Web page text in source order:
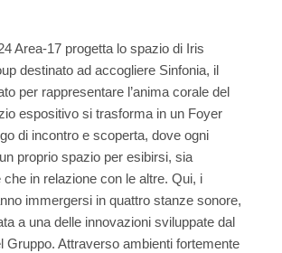
Area-17 progetta lo spazio di Iris
destinato ad accogliere Sinfonia, il
per rappresentare l’anima corale del
espositivo si trasforma in un Foyer
di incontro e scoperta, dove ogni
proprio spazio per esibirsi, sia
in relazione con le altre. Qui, i
immergersi in quattro stanze sonore,
a una delle innovazioni sviluppate dal
Gruppo. Attraverso ambienti fortemente